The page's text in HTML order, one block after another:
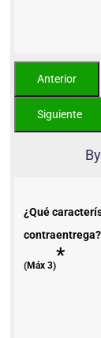
By
¿Qué
contraentrega?
(Máx 3)*